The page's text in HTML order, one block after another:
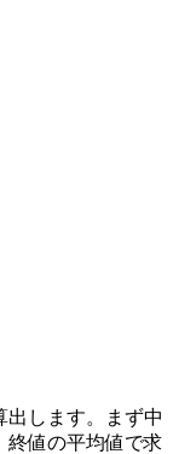
出します。まず中
終値の平均値で求